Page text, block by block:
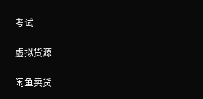
考试
虚拟货源
闲鱼卖货